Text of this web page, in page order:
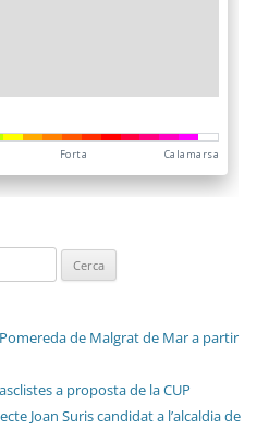
de Malgrat de Mar a partir
a proposta de la CUP
Joan Suris candidat a l’alcaldia de